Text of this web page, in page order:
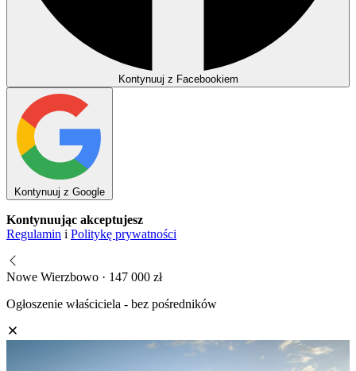
Kontynuuj z Facebookiem
Kontynuuj z Google
Kontynuując akceptujesz
Regulamin i Politykę prywatności
Nowe Wierzbowo · 147 000 zł
Ogłoszenie właściciela - bez pośredników